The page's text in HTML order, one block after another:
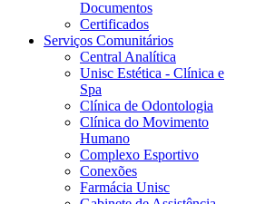
Documentos
Certificados
Serviços Comunitários
Central Analítica
Unisc Estética - Clínica e
Spa
Clínica de Odontologia
Clínica do Movimento
Humano
Complexo Esportivo
Conexões
Farmácia Unisc